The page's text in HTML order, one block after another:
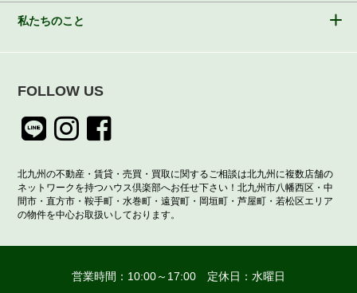
私たちのこと
FOLLOW US
北九州の不動産・賃貸・売買・買取に関するご相談は北九州に複数店舗の
ネットワークを持つハウス倶楽部へお任せ下さい！北九州市八幡西区・中
間市・直方市・鞍手町・水巻町・遠賀町・岡垣町・芦屋町・若松区エリア
の物件を中心お取扱いしております。
営業時間：10:00～17:00 定休日：水曜日